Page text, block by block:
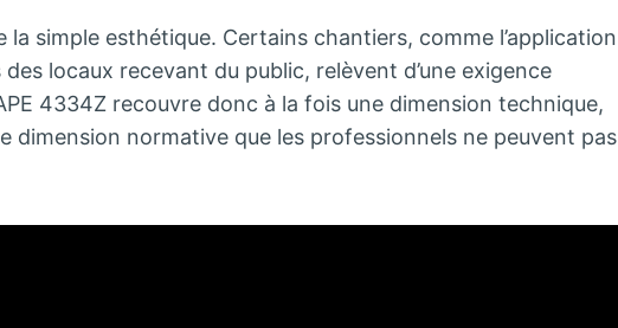
la simple esthétique. Certains chantiers, comme l’application
locaux recevant du public, relèvent d’une exigence
4334Z recouvre donc à la fois une dimension technique,
dimension normative que les professionnels ne peuvent pas